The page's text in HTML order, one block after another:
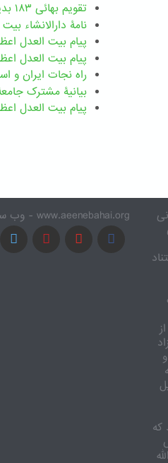
تقویم بهائی ۱۸۳ بدیع - نسخه چاپی
نامۀ دارالانشاء بیت
پیام بیت العدل اعظم - ۴
پیام بیت العدل اعظم - ۳۱
راه نجات ایران و
بیانیۀ مشترک
پیام بیت العدل اعظم - ۱
www.aeenebahai.org - وب سایت معرفی آئین بهائی به زبان فارسی
که